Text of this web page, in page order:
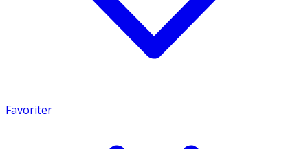
Favoriter